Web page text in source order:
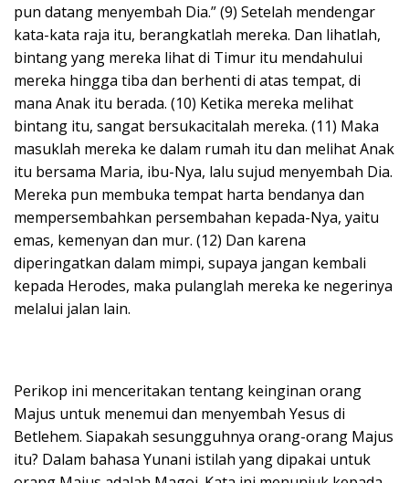
pun datang menyembah Dia.” (9) Setelah mendengar
kata-kata raja itu, berangkatlah mereka. Dan lihatlah,
bintang yang mereka lihat di Timur itu mendahului
mereka hingga tiba dan berhenti di atas tempat, di
mana Anak itu berada. (10) Ketika mereka melihat
bintang itu, sangat bersukacitalah mereka. (11) Maka
masuklah mereka ke dalam rumah itu dan melihat Anak
itu bersama Maria, ibu-Nya, lalu sujud menyembah Dia.
Mereka pun membuka tempat harta bendanya dan
mempersembahkan persembahan kepada-Nya, yaitu
emas, kemenyan dan mur. (12) Dan karena
diperingatkan dalam mimpi, supaya jangan kembali
kepada Herodes, maka pulanglah mereka ke negerinya
melalui jalan lain.
Perikop ini menceritakan tentang keinginan orang
Majus untuk menemui dan menyembah Yesus di
Betlehem. Siapakah sesungguhnya orang-orang Majus
itu? Dalam bahasa Yunani istilah yang dipakai untuk